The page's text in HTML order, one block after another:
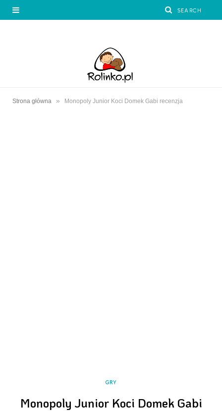
Strona główna » Monopoly Junior Koci Domek Gabi recenzja
GRY
Monopoly Junior Koci Domek Gabi